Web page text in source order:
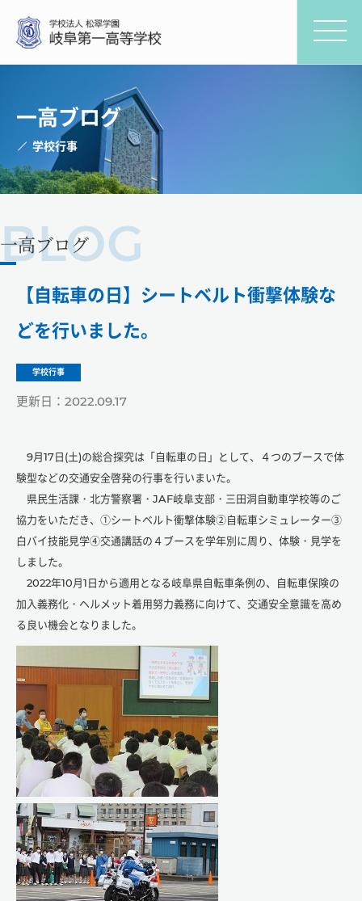
一高ブログ
学校行事
一高ブログ
【自転車の日】シートベルト衝撃体験な
どを行いました。
学校行事
更新日：2022.09.17
9月17日(土)の総合探究は「自転車の日」として、４つのブースで体
験型などの交通安全啓発の行事を行いまいた。
県民生活課・北方警察署・JAF岐阜支部・三田洞自動車学校等のご
協力をいただき、①シートベルト衝撃体験②自転車シミュレーター③
白バイ技能見学④交通講話の４ブースを学年別に周り、体験・見学を
しました。
2022年10月1日から適用となる岐阜県自転車条例の、自転車保険の
加入義務化・ヘルメット着用努力義務に向けて、交通安全意識を高め
る良い機会となりました。